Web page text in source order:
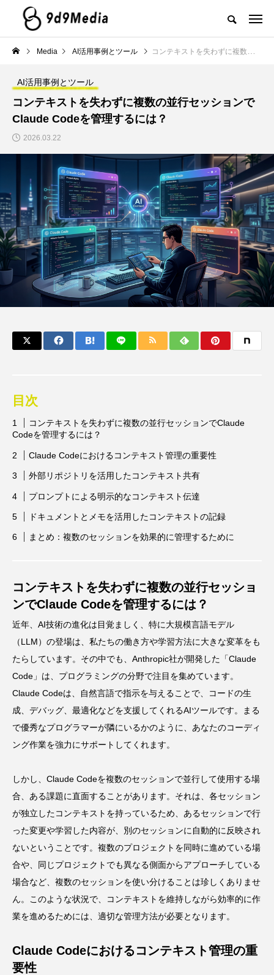
Media AI活用事例とツール コンテキストを失わずに複数の並行セッションでClaude Codeを管理するには？
AI活用事例とツール
コンテキストを失わずに複数の並行セッションで
Claude Codeを管理するには？
2026.03.22
目次
コンテキストを失わずに複数の並行セッションでClaude
Codeを管理するには？
Claude Codeにおけるコンテキスト管理の重要性
外部リポジトリを活用したコンテキスト共有
プロンプトによる明示的なコンテキスト伝達
ドキュメントとメモを活用したコンテキストの記録
まとめ：複数のセッションを効果的に管理するために
コンテキストを失わずに複数の並行セッショ
ンでClaude Codeを管理するには？
近年、AI技術の進化は目覚ましく、特に大規模言語モデル
（LLM）の登場は、私たちの働き方や学習方法に大きな変革をも
たらしています。その中でも、Anthropic社が開発した「Claude
Code」は、プログラミングの分野で注目を集めています。
Claude Codeは、自然言語で指示を与えることで、コードの生
成、デバッグ、最適化などを支援してくれるAIツールです。まる
で優秀なプログラマーが隣にいるかのように、あなたのコーディ
ング作業を強力にサポートしてくれます。
しかし、Claude Codeを複数のセッションで並行して使用する場
合、ある課題に直面することがあります。それは、各セッション
が独立したコンテキストを持っているため、あるセッションで行
った変更や学習した内容が、別のセッションに自動的に反映され
ないということです。複数のプロジェクトを同時に進めている場
合や、同じプロジェクトでも異なる側面からアプローチしている
場合など、複数のセッションを使い分けることは珍しくありませ
ん。このような状況で、コンテキストを維持しながら効率的に作
業を進めるためには、適切な管理方法が必要となります。
Claude Codeにおけるコンテキスト管理の重
要性